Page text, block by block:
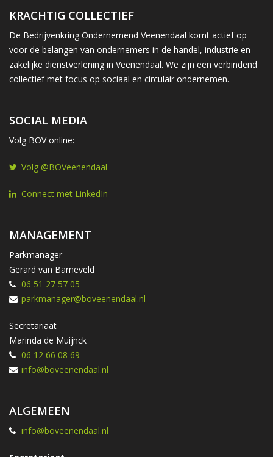
KRACHTIG COLLECTIEF
De Bedrijvenkring Ondernemend Veenendaal komt actief op
voor de belangen van ondernemers in de handel, industrie en
zakelijke dienstverlening in Veenendaal. We zijn een verbindend
collectief met focus op sociaal en circulair ondernemen.
SOCIAL MEDIA
Volg BOV online:
Volg @BOVeenendaal
Connect met LinkedIn
MANAGEMENT
Parkmanager
Gerard van Barneveld
06 51 27 57 05
parkmanager@boveenendaal.nl
Secretariaat
Marinda de Muijnck
06 12 66 08 69
info@boveenendaal.nl
ALGEMEEN
info@boveenendaal.nl